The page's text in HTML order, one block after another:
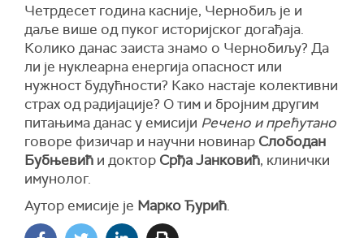
Четрдесет година касније, Чернобиљ је и
даље више од пуког историјског догађаја.
Колико данас заиста знамо о Чернобиљу? Да
ли је нуклеарна енергија опасност или
нужност будућности? Како настаје колективни
страх од радијације? О тим и бројним другим
питањима данас у емисији Речено и прећутано
говоре физичар и научни новинар Слободан
Бубњевић и доктор Срђа Јанковић, клинички
имунолог.
Аутор емисије је Марко Ђурић.